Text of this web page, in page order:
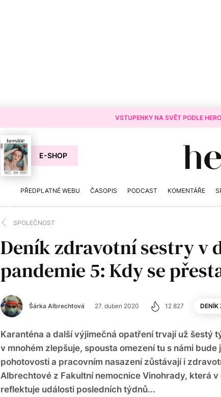
VSTUPENKY NA SVĚT PODLE
E-SHOP
PŘEDPLATNÉ WEBU ČASOPIS PODCAST KOMENTÁŘE
SPOLEČNOST
Deník zdravotní sestry v
pandemie 5: Kdy se
Šárka Albrechtová 27. duben 2020 12 827 DENÍK
Karanténa a další výjimečná opatření trvají už šestý
v mnohém zlepšuje, spousta omezení tu s námi bude
pohotovosti a pracovním nasazení zůstávají i
Albrechtové z Fakultní nemocnice Vinohrady, která
reflektuje události posledních týdnů...